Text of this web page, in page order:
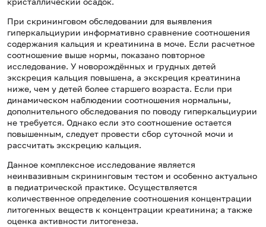
При скрининговом обследовании для выявления
гиперкальциурии информативно сравнение соотношения
содержания кальция и креатинина в моче. Если расчетное
соотношение выше нормы, показано повторное
исследование. У новорождённых и грудных детей
экскреция кальция повышена, а экскреция креатинина
ниже, чем у детей более старшего возраста. Если при
динамическом наблюдении соотношения нормальны,
дополнительного обследования по поводу гиперкальциурии
не требуется. Однако если это соотношение остается
повышенным, следует провести сбор суточной мочи и
рассчитать экскрецию кальция.
Данное комплексное исследование является
неинвазивным скрининговым тестом и особенно актуально
в педиатрической практике. Осуществляется
количественное определение соотношения концентрации
литогенных веществ к концентрации креатинина; а также
оценка активности литогенеза.